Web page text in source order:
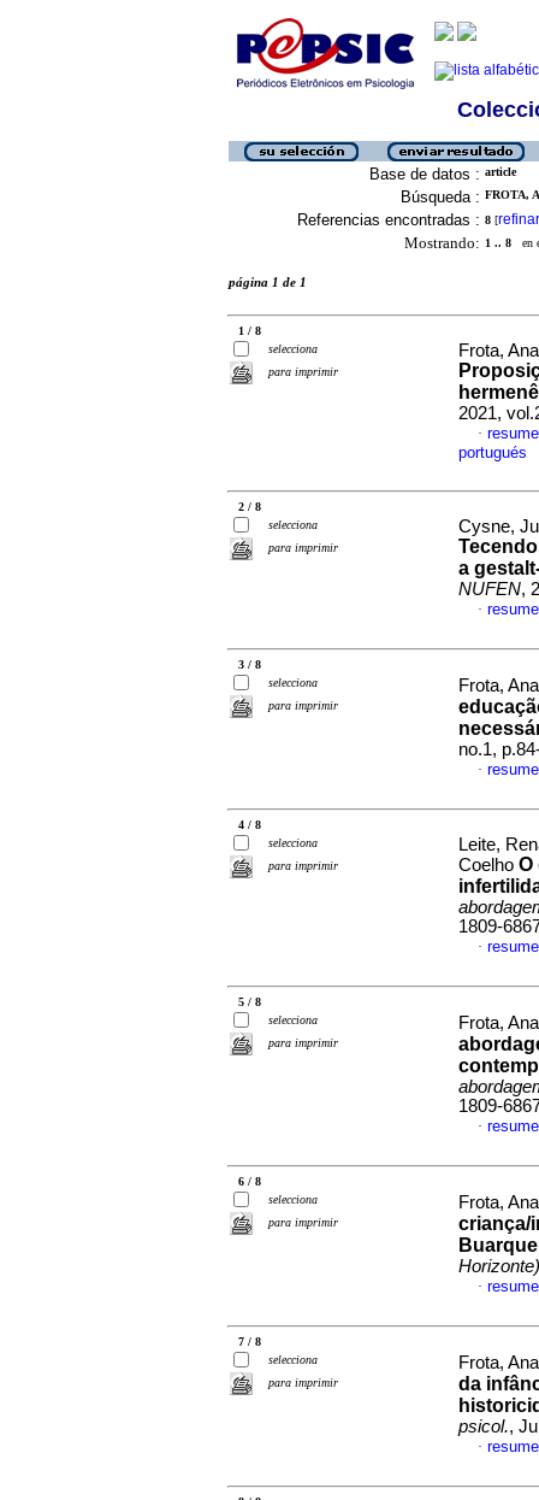
Base de datos : article
Búsqueda : FROTA,
Referencias encontradas : 8 [refinar
Mostrando: 1 .. 8 en
página 1 de 1
1 / 8
selecciona
para imprimir
Frota,
2021,
·
portugués
2 / 8
selecciona
para imprimir
Cysne,
a
NUFEN,
·
3 / 8
selecciona
para imprimir
Frota,
no.1,
·
4 / 8
selecciona
para imprimir
Leite,
Coelho O
1809-
·
5 / 8
selecciona
para imprimir
Frota,
1809-
·
6 / 8
selecciona
para imprimir
Frota,
criança/
Horizonte)
·
7 / 8
selecciona
para imprimir
Frota,
da
psicol.,
·